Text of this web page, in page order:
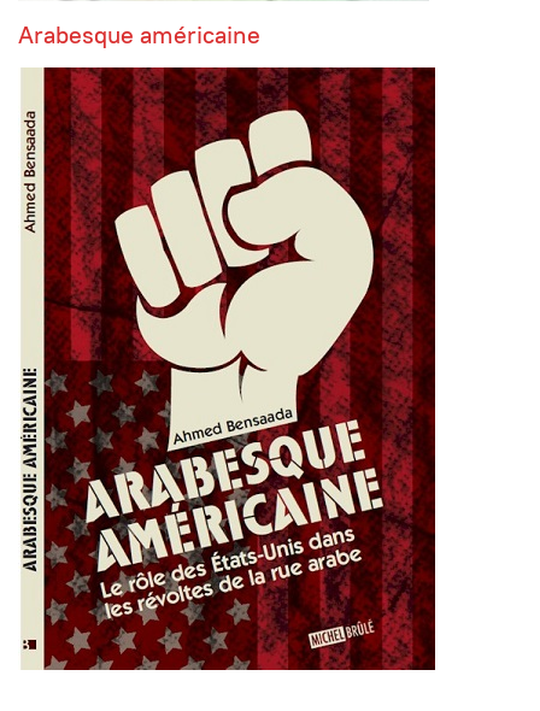
Arabesque américaine